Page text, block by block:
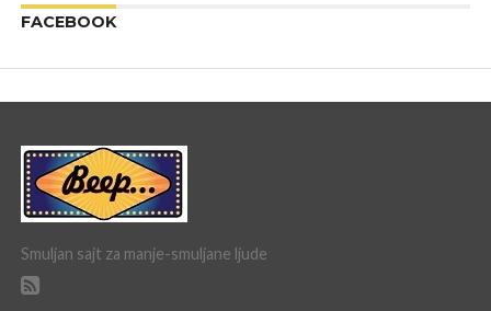
FACEBOOK
Smuljan sajt za manje-smuljane ljude